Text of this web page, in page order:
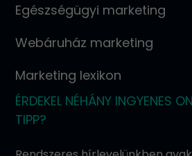
Egészségügyi marketing
Webáruház marketing
Marketing lexikon
ÉRDEKEL NÉHÁNY INGYENES
TIPP?